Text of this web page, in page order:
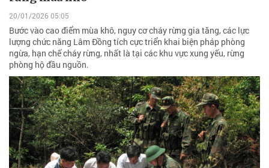
20/01/2026 05:05
Bước vào cao điểm mùa khô, nguy cơ cháy rừng gia tăng, các lực
lượng chức năng Lâm Đồng tích cực triển khai biện pháp phòng
ngừa, hạn chế cháy rừng, nhất là tại các khu vực xung yếu, rừng
phòng hộ đầu nguồn.